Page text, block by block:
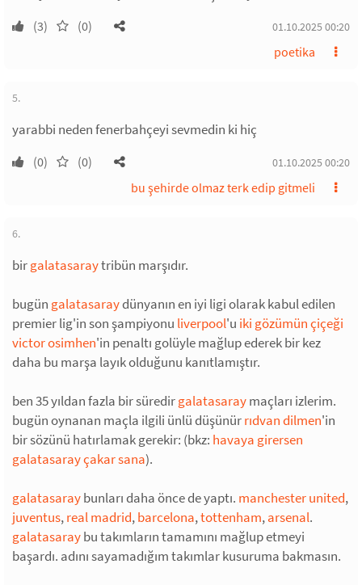
(3) (0) 01.10.2025 00:20
poetika
5.
yarabbi neden fenerbahçeyi sevmedin ki hiç
(0) (0) 01.10.2025 00:20
bu şehirde olmaz terk edip gitmeli
6.
birgalatasaraytribün marşıdır.
bugün galatasaraydünyanın en iyi ligi olarak kabul edilen
premier lig'in son şampiyonu liverpool'u iki gözümün çiçeği
victor osimhen'in penaltı golüyle mağlup ederek bir kez
daha bu marşa layık olduğunu kanıtlamıştır.
ben 35 yıldan fazla bir süredirgalatasaraymaçları izlerim.
bugün oynanan maçla ilgili ünlü düşünürrıdvan dilmen'in
bir sözünü hatırlamak gerekir: (bkz: havaya girersen
galatasaray çakar sana).
galatasaraybunları daha önce de yaptı. manchester united,
juventus,real madrid,barcelona,tottenham,arsenal.
galatasaraybu takımların tamamını mağlup etmeyi
başardı. adını sayamadığım takımlar kusuruma bakmasın.